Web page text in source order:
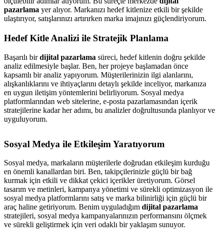
pazarlama yer alıyor. Markanızı hedef kitlenize etkili bir şekilde
ulaştırıyor, satışlarınızı artırırken marka imajınızı güçlendiriyorum.
Hedef Kitle Analizi ile Stratejik Planlama
Başarılı birdijital pazarlama süreci, hedef kitlenin doğru şekilde
analiz edilmesiyle başlar. Ben, her projeye başlamadan önce
kapsamlı bir analiz yapıyorum. Müşterilerinizin ilgi alanlarını,
alışkanlıklarını ve ihtiyaçlarını detaylı şekilde inceliyor, markanıza
en uygun iletişim yöntemlerini belirliyorum. Sosyal medya
platformlarından web sitelerine, e-posta pazarlamasından içerik
stratejilerine kadar her adımı, bu analizler doğrultusunda planlıyor ve
uyguluyorum.
Sosyal Medya ile Etkileşim Yaratıyorum
Sosyal medya, markaların müşterilerle doğrudan etkileşim kurduğu
en önemli kanallardan biri. Ben, takipçilerinizle güçlü bir bağ
kurmak için etkili ve dikkat çekici içerikler üretiyorum. Görsel
tasarım ve metinleri, kampanya yönetimi ve sürekli optimizasyon ile
sosyal medya platformlarını satış ve marka bilinirliği için güçlü bir
araç haline getiriyorum. Benim uyguladığım dijital pazarlama
stratejileri, sosyal medya kampanyalarınızın performansını ölçmek
ve sürekli geliştirmek için veri odaklı bir yaklaşım sunuyor.